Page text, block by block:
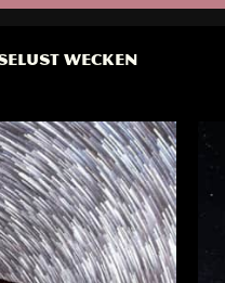
WECKEN